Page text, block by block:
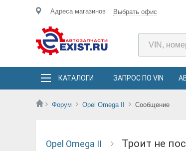
Адреса магазинов Выбрать офис
КАТАЛОГИ ЗАПРОС ПО VIN
Форум Opel Omega II Сообщение
Opel Omega II Троит не